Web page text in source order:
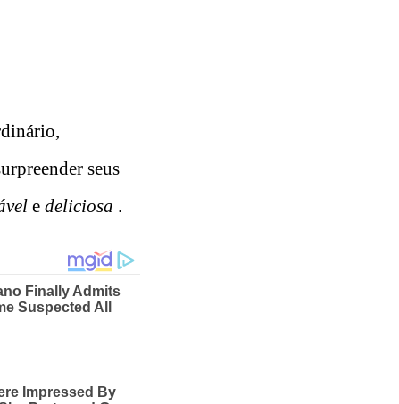
seus
e deliciosa .